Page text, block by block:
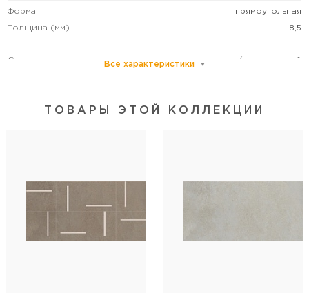
Форма прямоугольная
Толщина (мм) 8,5
Стиль коллекции лофт/современный
Кол-во коробок на поддоне
Кол-во м2 (м.п.) на поддоне
Все характеристики
ТОВАРЫ ЭТОЙ КОЛЛЕКЦИИ